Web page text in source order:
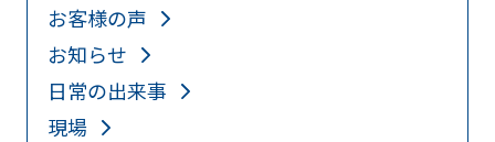
お客様の声
お知らせ
日常の出来事
現場